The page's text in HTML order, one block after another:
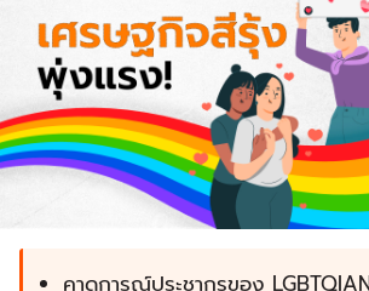
คาดการณ์ประชากรของ